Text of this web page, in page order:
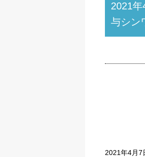
2021
与シン
2021年4月7